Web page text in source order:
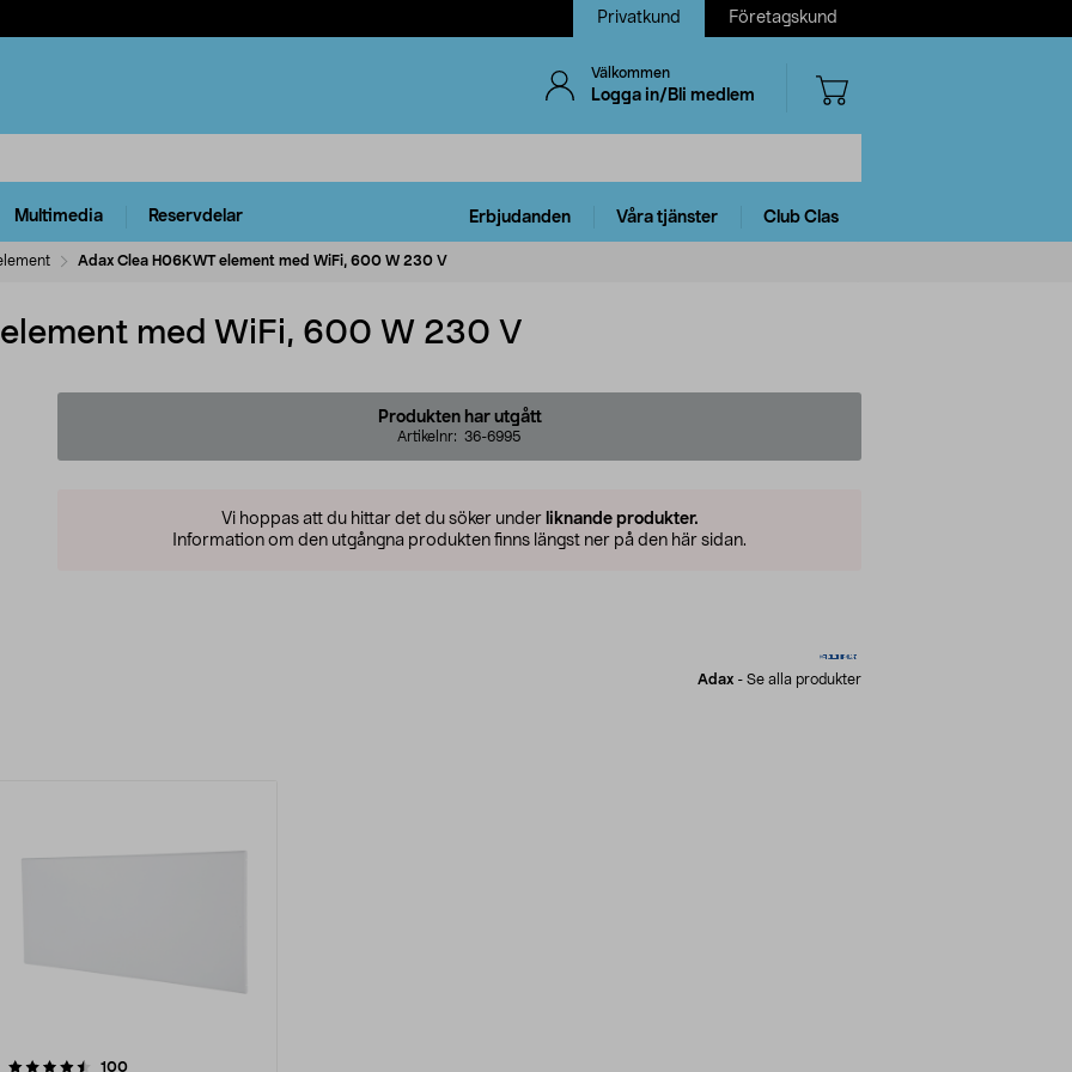
Privatkund Företagskund
Välkommen
Logga in/Bli medlem
Multimedia Reservdelar Erbjudanden Våra tjänster Club Clas
Adax Clea H06KWT element med WiFi, 600 W 230 V
med WiFi, 600 W 230 V
Produkten har utgått
Artikelnr: 36-6995
Vi hoppas att du hittar det du söker under liknande produkter.
Information om den utgångna produkten finns längst ner på den här sidan.
Adax - Se alla produkter
100recensioner